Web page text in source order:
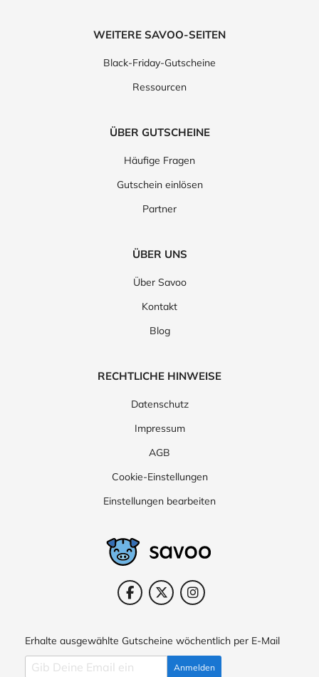
WEITERE SAVOO-SEITEN
Black-Friday-Gutscheine
Ressourcen
ÜBER GUTSCHEINE
Häufige Fragen
Gutschein einlösen
Partner
ÜBER UNS
Über Savoo
Kontakt
Blog
RECHTLICHE HINWEISE
Datenschutz
Impressum
AGB
Cookie-Einstellungen
Einstellungen bearbeiten
Erhalte ausgewählte Gutscheine wöchentlich per E-Mail
Anmelden